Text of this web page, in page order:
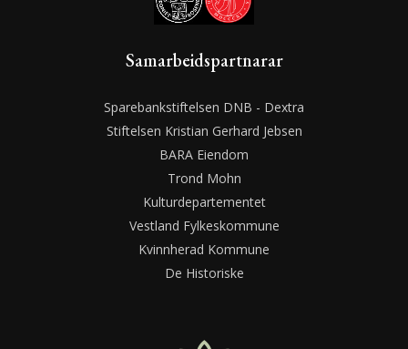
Samarbeidspartnarar
Sparebankstiftelsen DNB - Dextra
Stiftelsen Kristian Gerhard Jebsen
BARA Eiendom
Trond Mohn
Kulturdepartementet
Vestland Fylkeskommune
Kvinnherad Kommune
De Historiske